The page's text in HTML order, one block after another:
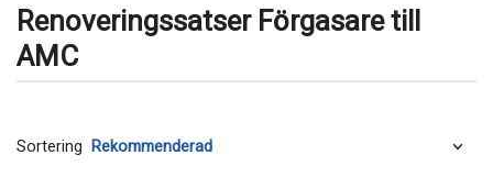
Renoveringssatser Förgasare till
AMC
Sortering